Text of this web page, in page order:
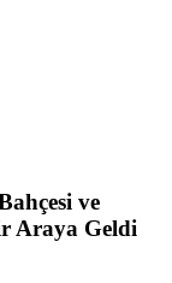
ve
Araya Geldi